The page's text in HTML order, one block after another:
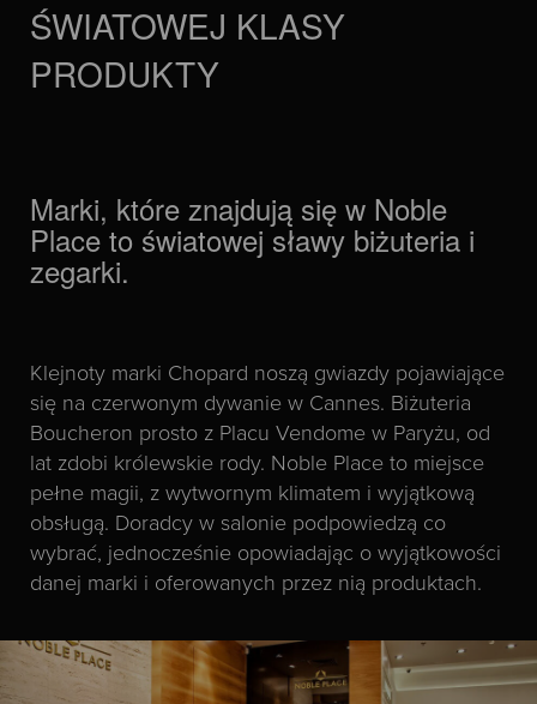
ŚWIATOWEJ KLASY
PRODUKTY
Marki, które znajdują się w Noble
Place to światowej sławy biżuteria i
zegarki.
Klejnoty marki Chopard noszą gwiazdy pojawiające
się na czerwonym dywanie w Cannes. Biżuteria
Boucheron prosto z Placu Vendome w Paryżu, od
lat zdobi królewskie rody. Noble Place to miejsce
pełne magii, z wytwornym klimatem i wyjątkową
obsługą. Doradcy w salonie podpowiedzą co
wybrać, jednocześnie opowiadając o wyjątkowości
danej marki i oferowanych przez nią produktach.